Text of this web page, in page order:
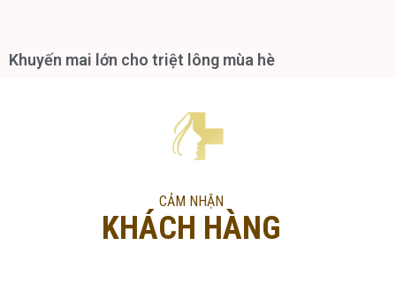
Khuyến mai lớn cho triệt lông mùa hè
CẢM NHẬN
KHÁCH HÀNG